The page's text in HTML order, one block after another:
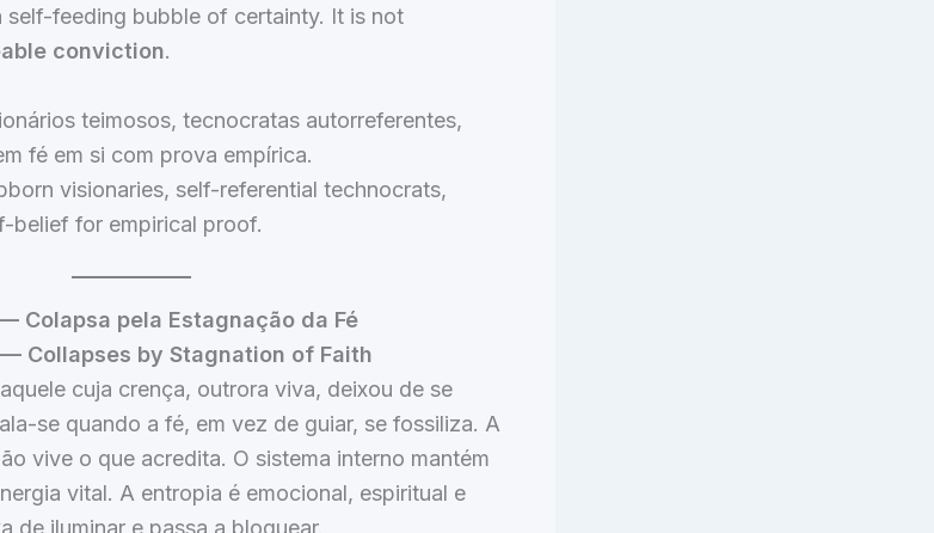
self-feeding bubble of certainty. It is not
conviction.
teimosos, tecnocratas autorreferentes,
fé em si com prova empírica.
visionaries, self-referential technocrats,
belief for empirical proof.
Colapsa pela Estagnação da Fé
Collapses by Stagnation of Faith
cuja crença, outrora viva, deixou de se
se quando a fé, em vez de guiar, se fossiliza. A
vive o que acredita. O sistema interno mantém
vital. A entropia é emocional, espiritual e
de iluminar e passa a bloquear.